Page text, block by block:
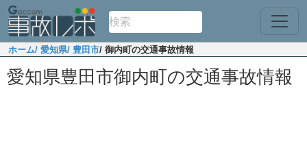
ホーム/ 愛知県/ 豊田市/ 御内町の交通事故情報
愛知県豊田市御内町の交通事故情報